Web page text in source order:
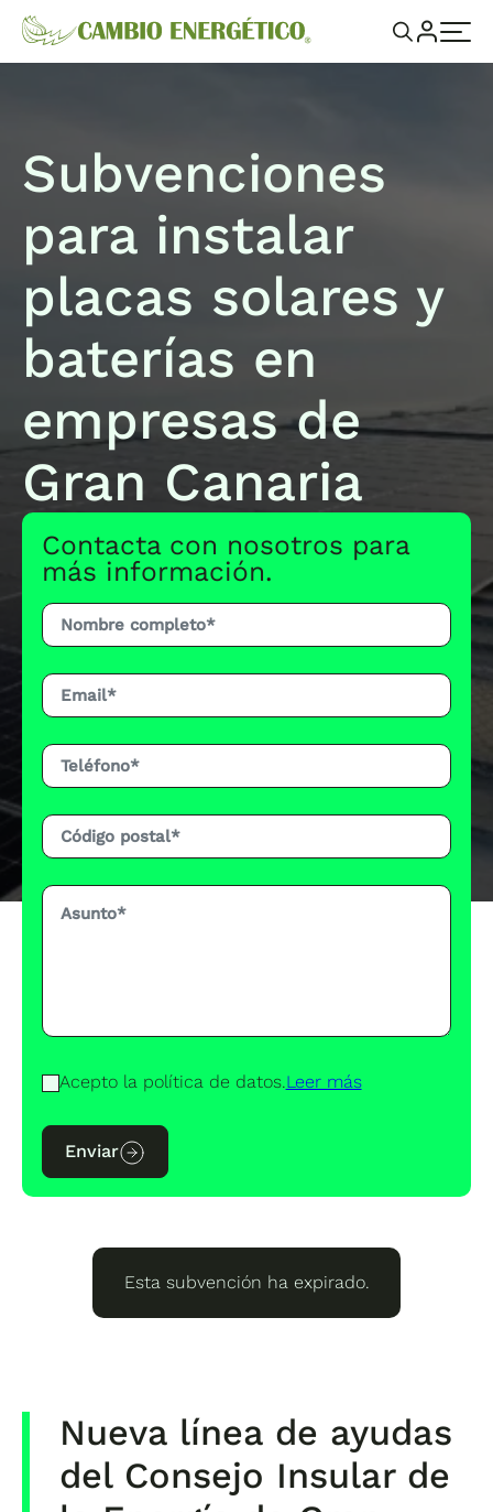
Subvenciones
para instalar
placas solares y
baterías en
empresas de
Gran Canaria
Contacta con nosotros para
más información.
Acepto la política de datos.Leer más
Enviar
Esta subvención ha expirado.
Nueva línea de ayudas
del Consejo Insular de